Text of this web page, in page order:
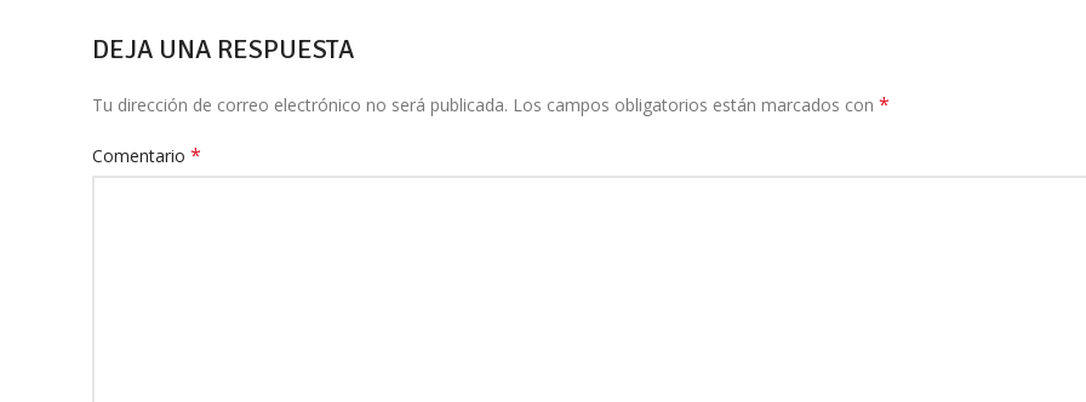
DEJA UNA RESPUESTA
Tu dirección de correo electrónico no será publicada. Los campos obligatorios están marcados con *
Comentario *